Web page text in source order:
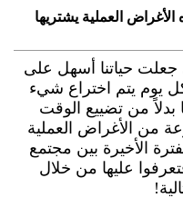
العملية يشتريها
جعلت حياتنا أسهل على
يوم يتم اختراع شيء
بدلاً من تضييع الوقت
من الأغراض العملية
الأخيرة بين مجتمع
عليها من خلال